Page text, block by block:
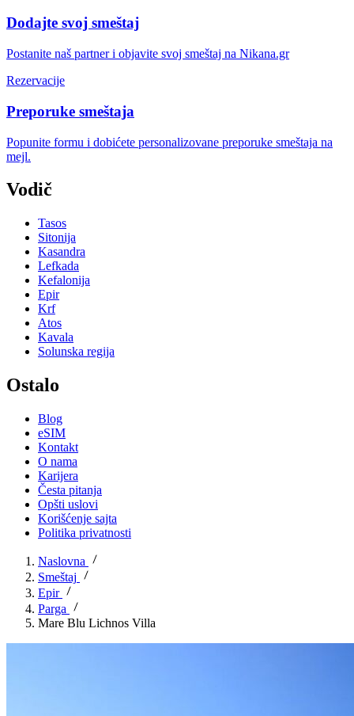
Dodajte svoj smeštaj
Postanite naš partner i objavite svoj smeštaj na Nikana.gr
Rezervacije
Preporuke smeštaja
Popunite formu i dobićete personalizovane preporuke smeštaja na
mejl.
Vodič
Tasos
Sitonija
Kasandra
Lefkada
Kefalonija
Epir
Krf
Atos
Kavala
Solunska regija
Ostalo
Blog
eSIM
Kontakt
O nama
Karijera
Česta pitanja
Opšti uslovi
Korišćenje sajta
Politika privatnosti
Naslovna
Smeštaj
Epir
Parga
Mare Blu Lichnos Villa